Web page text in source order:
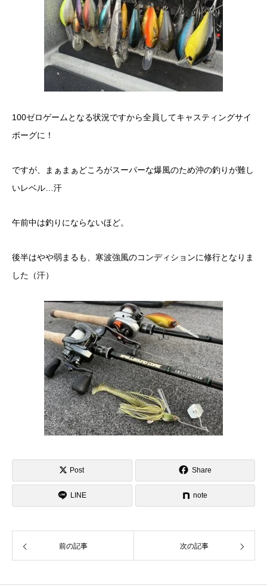
100ゼロゲームとなる状況ですから全員してキャスティングサイ
ボーグに！
ですが、まぁまぁどころがスーパーな爆風のため沖の釣りが難し
いレベル…汗
午前中は釣りにならないほど。
後半はやや弱まるも、寒波強風のコンディションに修行となりま
した（汗）
Post Share
LINE note
前の記事 次の記事